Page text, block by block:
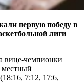
первую победу в
лиги
вице-чемпионки
местный
7:12, 17:6,